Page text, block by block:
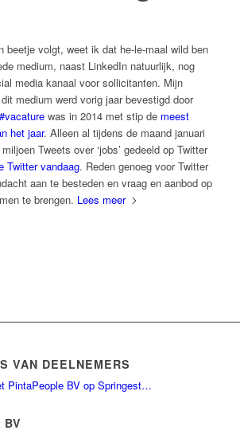
beetje volgt, weet ik dat he-le-maal wild ben
medium, naast LinkedIn natuurlijk, nog
media kanaal voor sollicitanten. Mijn
medium werd vorig jaar bevestigd door
#vacaturewas in 2014 met stip de meest
het jaar. Alleen al tijdens de maand januari
Tweets over ‘jobs’ gedeeld op Twitter
Twitter vandaag. Reden genoeg voor Twitter
aan te besteden en vraag en aanbod op
te brengen. Lees meer
VAN DEELNEMERS
PintaPeople BV op Springest…
BV